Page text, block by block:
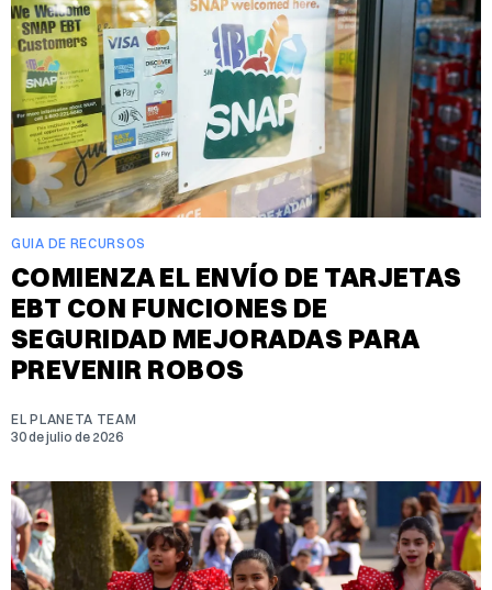
GUIA DE RECURSOS
COMIENZA EL ENVÍO DE TARJETAS
EBT CON FUNCIONES DE
SEGURIDAD MEJORADAS PARA
PREVENIR ROBOS
EL PLANETA TEAM
30 de julio de 2026